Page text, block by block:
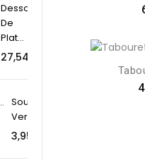
Dessous
De
Plat...
Preis
27,54 €
Sous
Verre...
Preis
3,95 €